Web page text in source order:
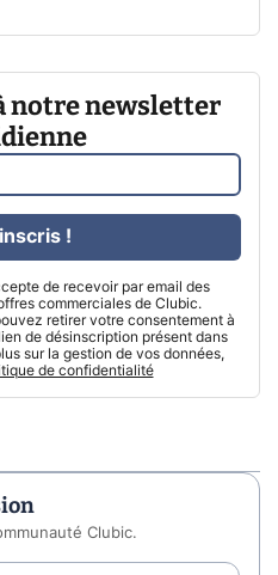
notre newsletter
de recevoir par email des
commerciales de Clubic.
retirer votre consentement à
de désinscription présent dans
sur la gestion de vos données,
de confidentialité
!
Clubic.